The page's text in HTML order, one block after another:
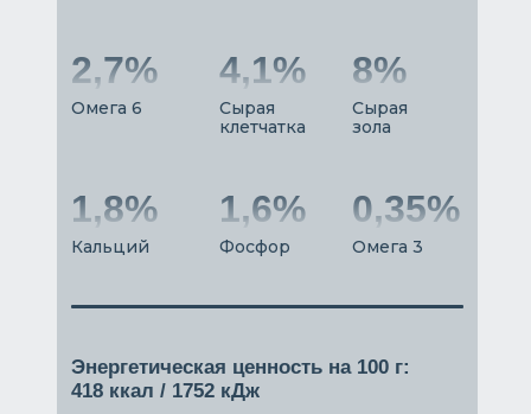
Сырая
клетчатка
4,1%
Кальций
1,8%
Сырая
зола
8%
Фосфор
1,6%
Омега 6
2,7%
Омега 3
0,35%
Энергетическая ценность на 100 г:
418 ккал / 1752 кДж